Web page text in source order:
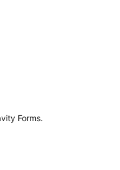
Forms.